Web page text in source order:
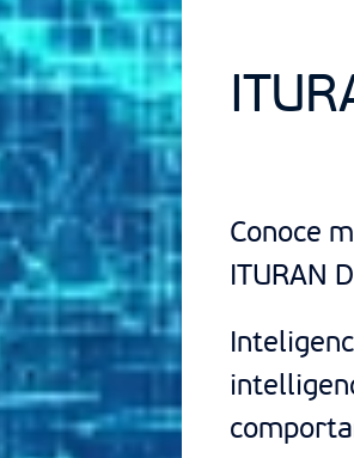
Conoce
ITURAN